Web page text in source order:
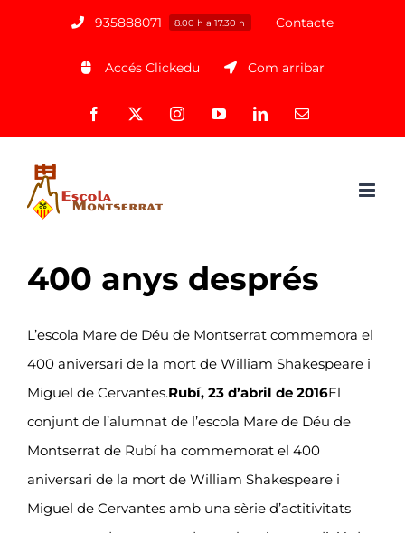
935888071 8.00 h a 17.30 h Contacte
Accés Clickedu Com arribar
Facebook InstagramYouTubeLinkedInCorreo
400 anys després
L’escola Mare de Déu de Montserrat commemora el
400 aniversari de la mort de William Shakespeare i
Miguel de Cervantes.Rubí, 23 d’abril de 2016El
conjunt de l’alumnat de l’escola Mare de Déu de
Montserrat de Rubí ha commemorat el 400
aniversari de la mort de William Shakespeare i
Miguel de Cervantes amb una sèrie d’actitivitats